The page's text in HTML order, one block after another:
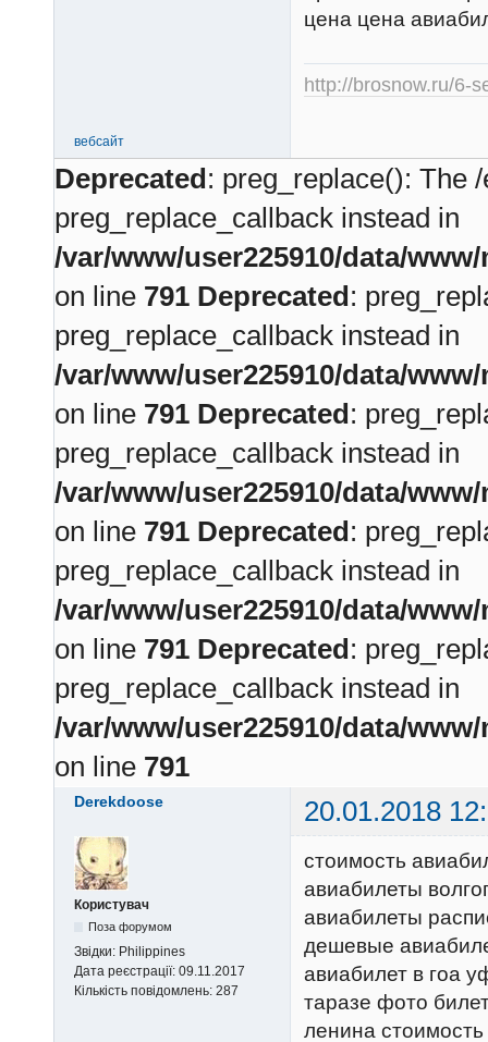
цена цена
http://brosnow.ru/6-
вебсайт
Deprecated: preg_replace(): The
preg_replace_callback instead in
/var/www/user225910/data/
on line 791 Deprecated:
preg_replace_callback instead in
/var/www/user225910/data/
on line 791 Deprecated:
preg_replace_callback instead in
/var/www/user225910/data/
on line 791 Deprecated:
preg_replace_callback instead in
/var/www/user225910/data/
on line 791 Deprecated:
preg_replace_callback instead in
/var/www/user225910/data/
on line 791
Derekdoose 20.01.2018
Користувач
Поза форумом
Звідки: Philippines
Дата реєстрації: 09.11.2017
Кількість повідомлень: 287
стоимость
авиабилеты
авиабилеты
дешевые
авиабилет в гоа
таразе фото
ленина